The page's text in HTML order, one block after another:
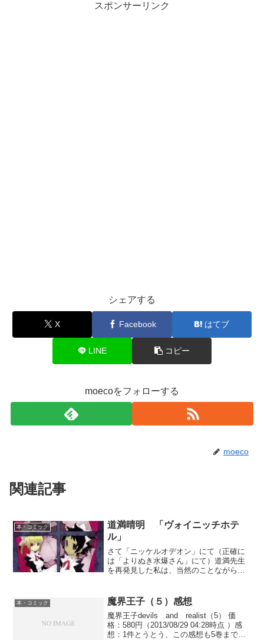
スポンサーリンク
シェアする
X Facebook はてブ
LINE コピー
moecoをフォローする
moeco
関連記事
本・コミック
道満晴明 「ヴォイニッチホテ
ル」
さて「ニッケルオデオン」にて（正確に
は「よりぬき水爆さん」にて）道満先生
を再発見した私は、当然のことながら別
略しまして、今回ご紹介するのは道満晴
明先生の「ヴォイニッチホ...
本・コミック 魔界王子（５）感想
魔界王子devils and realist（5） 価
格：580円（2013/08/29 04:28時点 ）感
想：1件とうとう、この感想も5巻まで来